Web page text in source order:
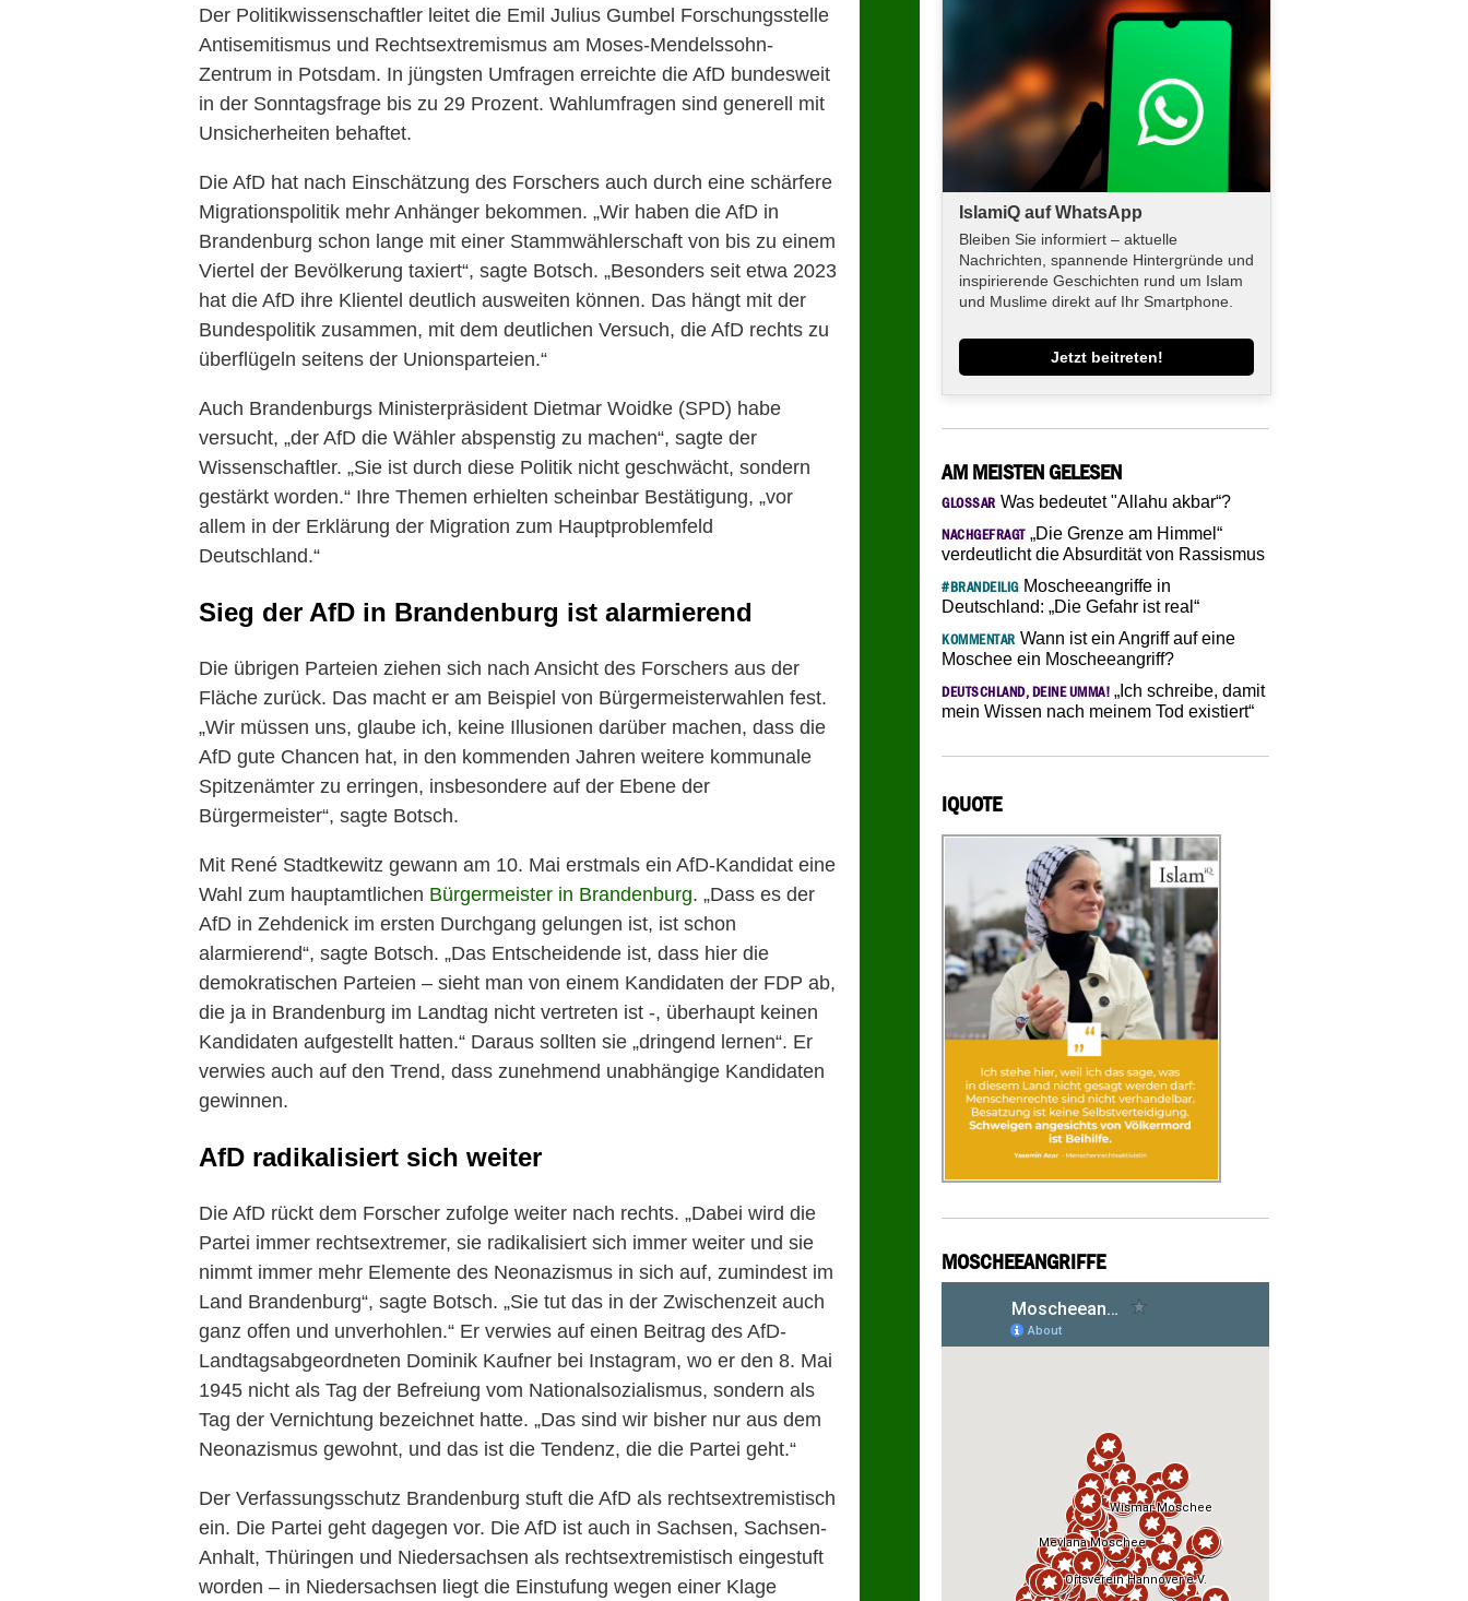
Der Politikwissenschaftler leitet die Emil Julius Gumbel Forschungsstelle
Antisemitismus und Rechtsextremismus am Moses-Mendelssohn-
Zentrum in Potsdam. In jüngsten Umfragen erreichte die AfD bundesweit
in der Sonntagsfrage bis zu 29 Prozent. Wahlumfragen sind generell mit
Unsicherheiten behaftet.
Die AfD hat nach Einschätzung des Forschers auch durch eine schärfere
Migrationspolitik mehr Anhänger bekommen. „Wir haben die AfD in
Brandenburg schon lange mit einer Stammwählerschaft von bis zu einem
Viertel der Bevölkerung taxiert“, sagte Botsch. „Besonders seit etwa 2023
hat die AfD ihre Klientel deutlich ausweiten können. Das hängt mit der
Bundespolitik zusammen, mit dem deutlichen Versuch, die AfD rechts zu
überflügeln seitens der Unionsparteien.“
Auch Brandenburgs Ministerpräsident Dietmar Woidke (SPD) habe
versucht, „der AfD die Wähler abspenstig zu machen“, sagte der
Wissenschaftler. „Sie ist durch diese Politik nicht geschwächt, sondern
gestärkt worden.“ Ihre Themen erhielten scheinbar Bestätigung, „vor
allem in der Erklärung der Migration zum Hauptproblemfeld
Deutschland.“
Sieg der AfD in Brandenburg ist alarmierend
Die übrigen Parteien ziehen sich nach Ansicht des Forschers aus der
Fläche zurück. Das macht er am Beispiel von Bürgermeisterwahlen fest.
„Wir müssen uns, glaube ich, keine Illusionen darüber machen, dass die
AfD gute Chancen hat, in den kommenden Jahren weitere kommunale
Spitzenämter zu erringen, insbesondere auf der Ebene der
Bürgermeister“, sagte Botsch.
Mit René Stadtkewitz gewann am 10. Mai erstmals ein AfD-Kandidat eine
Wahl zum hauptamtlichen Bürgermeister in Brandenburg. „Dass es der
AfD in Zehdenick im ersten Durchgang gelungen ist, ist schon
alarmierend“, sagte Botsch. „Das Entscheidende ist, dass hier die
demokratischen Parteien – sieht man von einem Kandidaten der FDP ab,
die ja in Brandenburg im Landtag nicht vertreten ist -, überhaupt keinen
Kandidaten aufgestellt hatten.“ Daraus sollten sie „dringend lernen“. Er
verwies auch auf den Trend, dass zunehmend unabhängige Kandidaten
gewinnen.
AfD radikalisiert sich weiter
Die AfD rückt dem Forscher zufolge weiter nach rechts. „Dabei wird die
Partei immer rechtsextremer, sie radikalisiert sich immer weiter und sie
nimmt immer mehr Elemente des Neonazismus in sich auf, zumindest im
Land Brandenburg“, sagte Botsch. „Sie tut das in der Zwischenzeit auch
ganz offen und unverhohlen.“ Er verwies auf einen Beitrag des AfD-
Landtagsabgeordneten Dominik Kaufner bei Instagram, wo er den 8. Mai
1945 nicht als Tag der Befreiung vom Nationalsozialismus, sondern als
Tag der Vernichtung bezeichnet hatte. „Das sind wir bisher nur aus dem
Neonazismus gewohnt, und das ist die Tendenz, die die Partei geht.“
Der Verfassungsschutz Brandenburg stuft die AfD als rechtsextremistisch
ein. Die Partei geht dagegen vor. Die AfD ist auch in Sachsen, Sachsen-
Anhalt, Thüringen und Niedersachsen als rechtsextremistisch eingestuft
worden – in Niedersachsen liegt die Einstufung wegen einer Klage
IslamiQ auf WhatsApp
Bleiben Sie informiert – aktuelle
Nachrichten, spannende Hintergründe und
inspirierende Geschichten rund um Islam
und Muslime direkt auf Ihr Smartphone.
Jetzt beitreten!
AM MEISTEN GELESEN
GLOSSAR Was bedeutet "Allahu akbar“?
NACHGEFRAGT„Die Grenze am Himmel“
verdeutlicht die Absurdität von Rassismus
#BRANDEILIGMoscheeangriffe in
Deutschland: „Die Gefahr ist real“
KOMMENTAR Wann ist ein Angriff auf eine
Moschee ein Moscheeangriff?
DEUTSCHLAND, DEINE UMMA! „Ich schreibe, damit
mein Wissen nach meinem Tod existiert“
IQUOTE
MOSCHEEANGRIFFE